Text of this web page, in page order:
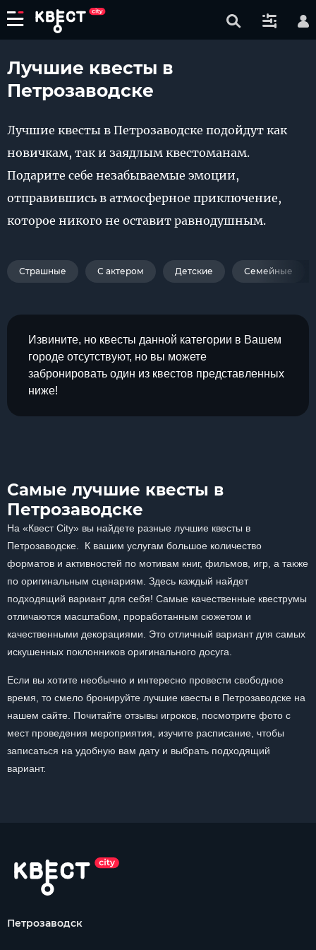
Лучшие квесты в
Петрозаводске
Лучшие квесты в Петрозаводске подойдут как
новичкам, так и заядлым квестоманам.
Подарите себе незабываемые эмоции,
отправившись в атмосферное приключение,
которое никого не оставит равнодушным.
Страшные С актером Детские Семейные
Извините, но квесты данной категории в Вашем
городе отсутствуют, но вы можете
забронировать один из квестов представленных
ниже!
Самые лучшие квесты в
Петрозаводске
На «Квест City» вы найдете разные лучшие квесты в
Петрозаводске. К вашим услугам большое количество
форматов и активностей по мотивам книг, фильмов, игр, а также
по оригинальным сценариям. Здесь каждый найдет
подходящий вариант для себя! Самые качественные квеструмы
отличаются масштабом, проработанным сюжетом и
качественными декорациями. Это отличный вариант для самых
искушенных поклонников оригинального досуга.
Если вы хотите необычно и интересно провести свободное
время, то смело бронируйте лучшие квесты в Петрозаводске на
нашем сайте. Почитайте отзывы игроков, посмотрите фото с
мест проведения мероприятия, изучите расписание, чтобы
записаться на удобную вам дату и выбрать подходящий
вариант.
Петрозаводск